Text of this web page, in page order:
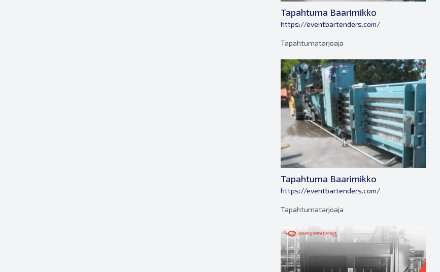
Tapahtuma Baarimikko
https://eventbartenders.com/
Tapahtumatarjoaja
Tapahtuma Baarimikko
https://eventbartenders.com/
Tapahtumatarjoaja